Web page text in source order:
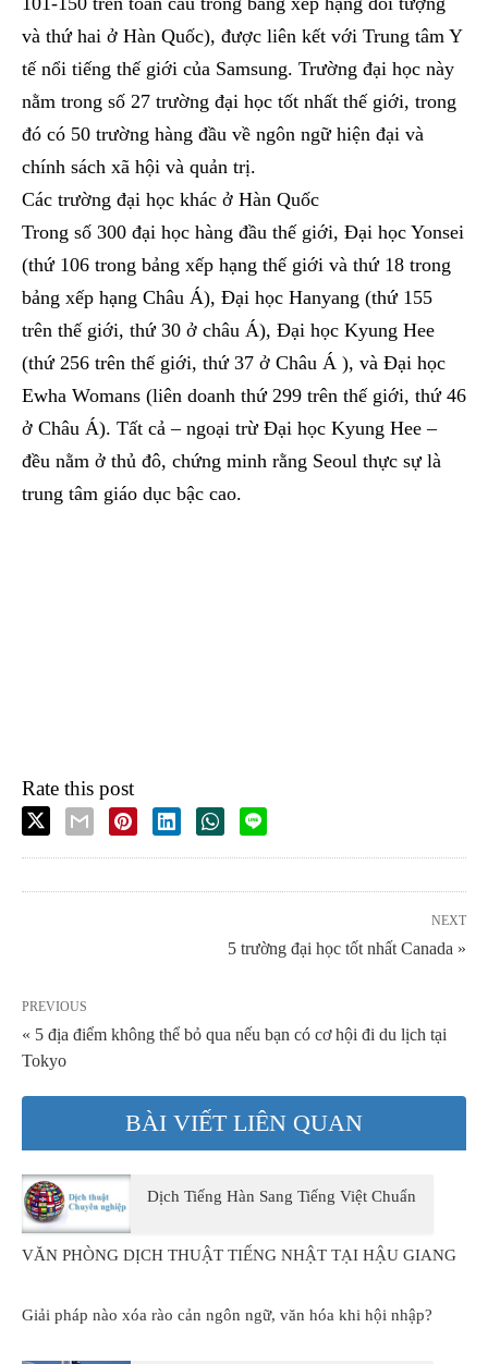
và thứ hai ở Hàn Quốc), được liên kết với Trung tâm Y
tế nổi tiếng thế giới của Samsung. Trường đại học này
nằm trong số 27 trường đại học tốt nhất thế giới, trong
đó có 50 trường hàng đầu về ngôn ngữ hiện đại và
chính sách xã hội và quản trị.
Các trường đại học khác ở Hàn Quốc
Trong số 300 đại học hàng đầu thế giới, Đại học Yonsei
(thứ 106 trong bảng xếp hạng thế giới và thứ 18 trong
bảng xếp hạng Châu Á), Đại học Hanyang (thứ 155
trên thế giới, thứ 30 ở châu Á), Đại học Kyung Hee
(thứ 256 trên thế giới, thứ 37 ở Châu Á ), và Đại học
Ewha Womans (liên doanh thứ 299 trên thế giới, thứ 46
ở Châu Á). Tất cả – ngoại trừ Đại học Kyung Hee –
đều nằm ở thủ đô, chứng minh rằng Seoul thực sự là
trung tâm giáo dục bậc cao.
Rate this post
NEXT
5 trường đại học tốt nhất Canada »
PREVIOUS
« 5 địa điểm không thể bỏ qua nếu bạn có cơ hội đi du lịch tại
Tokyo
BÀI VIẾT LIÊN QUAN
Dịch Tiếng Hàn Sang Tiếng Việt Chuẩn
VĂN PHÒNG DỊCH THUẬT TIẾNG NHẬT TẠI HẬU GIANG
Giải pháp nào xóa rào cản ngôn ngữ, văn hóa khi hội nhập?